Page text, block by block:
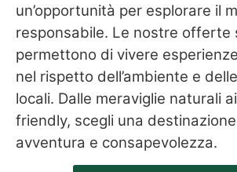
un’opportunità per esplorare il
responsabile. Le nostre offerte
permettono di vivere
nel rispetto dell’ambiente e
locali. Dalle meraviglie naturali
friendly, scegli una
avventura e consapevolezza.